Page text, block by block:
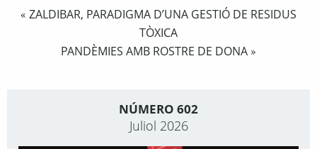
« ZALDIBAR, PARADIGMA D’UNA GESTIÓ DE RESIDUS
TÒXICA
PANDÈMIES AMB ROSTRE DE DONA »
NÚMERO 602
Juliol 2026